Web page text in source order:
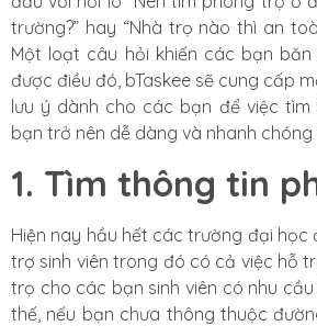
trường?” hay “Nhà trọ nào thì an
Một loạt câu hỏi khiến các bạn băn
được điều đó, bTaskee sẽ cung cấp
lưu ý dành cho các bạn để việc
bạn trở nên dễ dàng và nhanh chóng
1. Tìm thông tin
Hiện nay hầu hết các trường đại học
trợ sinh viên trong đó có cả việc hỗ
trọ cho các bạn sinh viên có nhu
thế, nếu bạn chưa thông thuộc